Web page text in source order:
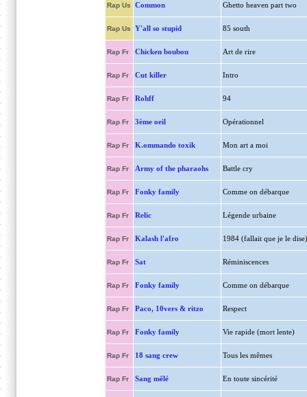
Rap Us Common Ghetto heaven part two
Rap Us Y'all so stupid 85 south
Rap Fr Chicken boubou Art de rire
Rap Fr Cut killer Intro
Rap Fr Rohff 94
Rap Fr 3ème oeil Opérationnel
Rap Fr K.ommando toxik Mon art a moi
Rap Fr Army of the pharaohs Battle cry
Rap Fr Fonky family Comme on débarque
Rap Fr Relic Légende urbaine
Rap Fr Kalash l'afro 1984 (fallait que je le dise)
Rap Fr Sat Réminiscences
Rap Fr Fonky family Comme on débarque
Rap Fr Paco, 10vers & ritzo Respect
Rap Fr Fonky family Vie rapide (mort lente)
Rap Fr 18 sang crew Tous les mêmes
Rap Fr Sang mêlé En toute sincérité